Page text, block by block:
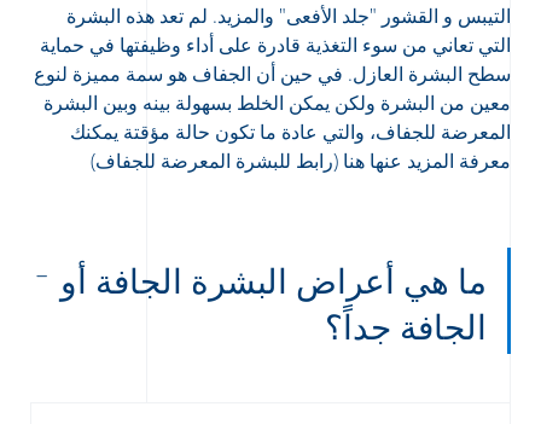
التيبس و القشور "جلد الأفعى" والمزيد. لم تعد هذه البشرة
التي تعاني من سوء التغذية قادرة على أداء وظيفتها في حماية
سطح البشرة العازل. في حين أن الجفاف هو سمة مميزة لنوع
معين من البشرة ولكن يمكن الخلط بسهولة بينه وبين البشرة
المعرضة للجفاف، والتي عادة ما تكون حالة مؤقتة يمكنك
معرفة المزيد عنها هنا (رابط للبشرة المعرضة للجفاف)
ما هي أعراض البشرة الجافة أو
الجافة جداً؟